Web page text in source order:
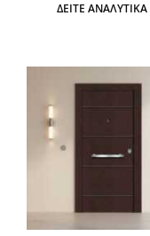
ΔΕΊΤΕ ΑΝΑΛΥΤΙΚΆ